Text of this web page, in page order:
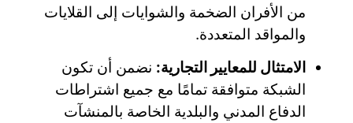
من الأفران الضخمة والشوايات إلى القلايات
والمواقد المتعددة.
الامتثال للمعايير التجارية: نضمن أن تكون
الشبكة متوافقة تمامًا مع جميع اشتراطات
الدفاع المدني والبلدية الخاصة بالمنشآت